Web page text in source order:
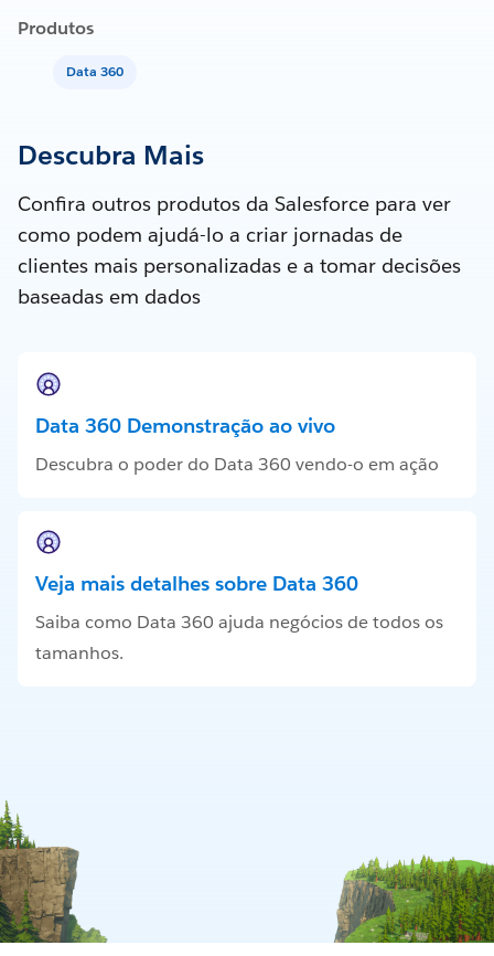
Produtos
Data 360
Descubra Mais
Confira outros produtos da Salesforce para ver
como podem ajudá-lo a criar jornadas de
clientes mais personalizadas e a tomar decisões
baseadas em dados
Data 360 Demonstração ao vivo
Descubra o poder do Data 360 vendo-o em ação
Veja mais detalhes sobre Data 360
Saiba como Data 360 ajuda negócios de todos os
tamanhos.